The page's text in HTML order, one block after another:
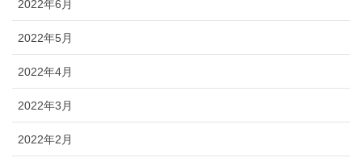
2022年6月
2022年5月
2022年4月
2022年3月
2022年2月